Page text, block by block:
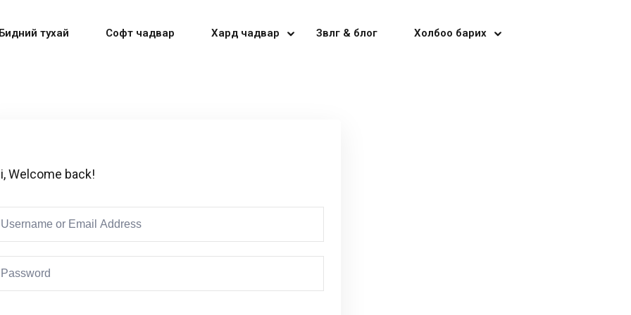
тухай Софт чадвар Хард чадвар Зөвлөгөө & блог Холбоо барих
Welcome back!
Don’t have an account?Sign up